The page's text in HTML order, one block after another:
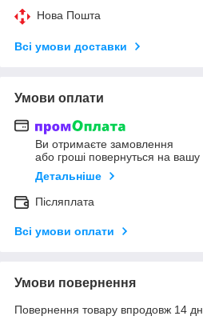
Нова Пошта
Всі умови доставки
Умови оплати
Ви отримаєте замовлення
або гроші повернуться на вашу
Детальніше
Післяплата
Всі умови оплати
Умови повернення
Повернення товару впродовж 14